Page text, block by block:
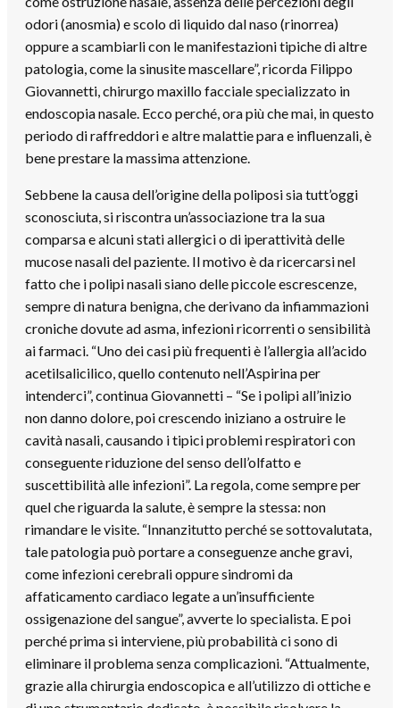
odori (anosmia) e scolo di liquido dal naso (rinorrea)
oppure a scambiarli con le manifestazioni tipiche di altre
patologia, come la sinusite mascellare”, ricorda Filippo
Giovannetti, chirurgo maxillo facciale specializzato in
endoscopia nasale. Ecco perché, ora più che mai, in questo
periodo di raffreddori e altre malattie para e influenzali, è
bene prestare la massima attenzione.
Sebbene la causa dell’origine della poliposi sia tutt’oggi
sconosciuta, si riscontra un’associazione tra la sua
comparsa e alcuni stati allergici o di iperattività delle
mucose nasali del paziente. Il motivo è da ricercarsi nel
fatto che i polipi nasali siano delle piccole escrescenze,
sempre di natura benigna, che derivano da infiammazioni
croniche dovute ad asma, infezioni ricorrenti o sensibilità
ai farmaci. “Uno dei casi più frequenti è l’allergia all’acido
acetilsalicilico, quello contenuto nell’Aspirina per
intenderci”, continua Giovannetti – “Se i polipi all’inizio
non danno dolore, poi crescendo iniziano a ostruire le
cavità nasali, causando i tipici problemi respiratori con
conseguente riduzione del senso dell’olfatto e
suscettibilità alle infezioni”. La regola, come sempre per
quel che riguarda la salute, è sempre la stessa: non
rimandare le visite. “Innanzitutto perché se sottovalutata,
tale patologia può portare a conseguenze anche gravi,
come infezioni cerebrali oppure sindromi da
affaticamento cardiaco legate a un’insufficiente
ossigenazione del sangue”, avverte lo specialista. E poi
perché prima si interviene, più probabilità ci sono di
eliminare il problema senza complicazioni. “Attualmente,
grazie alla chirurgia endoscopica e all’utilizzo di ottiche e